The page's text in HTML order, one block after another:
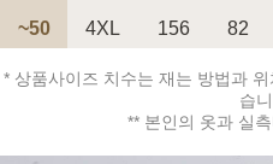
~50
4XL 156 82
* 상품사이즈 치수는 재는 방법과
습
** 본인의 옷과 실